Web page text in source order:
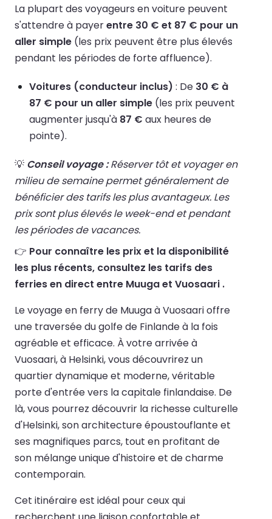
La plupart des voyageurs en voiture peuvent
s'attendre à payerentre 30 € et 87 € pour un
aller simple (les prix peuvent être plus élevés
pendant les périodes de forte affluence).
Voitures (conducteur inclus) : De 30 € à
87 € pour un aller simple (les prix peuvent
augmenter jusqu'à 87 € aux heures de
pointe).
💡 Conseil voyage :Réserver tôt et voyager en
milieu de semaine permet généralement de
bénéficier des tarifs les plus avantageux. Les
prix sont plus élevés le week-end et pendant
les périodes de vacances.
👉 Pour connaître les prix et la disponibilité
les plus récents, consultez les tarifs des
ferries en direct entre Muuga et Vuosaari .
Le voyage en ferry de Muuga à Vuosaari offre
une traversée du golfe de Finlande à la fois
agréable et efficace. À votre arrivée à
Vuosaari, à Helsinki, vous découvrirez un
quartier dynamique et moderne, véritable
porte d'entrée vers la capitale finlandaise. De
là, vous pourrez découvrir la richesse culturelle
d'Helsinki, son architecture époustouflante et
ses magnifiques parcs, tout en profitant de
son mélange unique d'histoire et de charme
contemporain.
Cet itinéraire est idéal pour ceux qui